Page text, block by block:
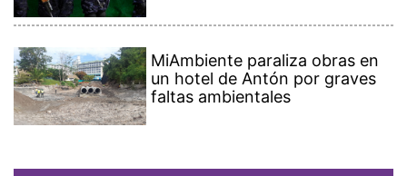
MiAmbiente paraliza obras en
un hotel de Antón por graves
faltas ambientales